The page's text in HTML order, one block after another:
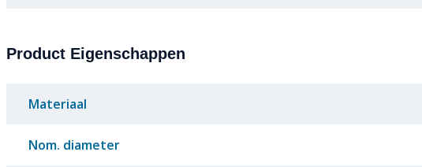
Product Eigenschappen
Materiaal
Nom. diameter